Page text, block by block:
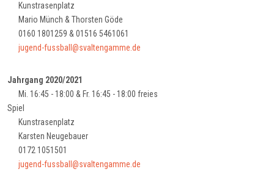
Kunstrasenplatz
Mario Münch & Thorsten Göde
0160 1801259 & 01516 5461061
jugend-fussball@svaltengamme.de
Jahrgang 2020/2021
Mi. 16:45 - 18:00 & Fr. 16:45 - 18:00 freies
Spiel
Kunstrasenplatz
Karsten Neugebauer
0172 1051501
jugend-fussball@svaltengamme.de